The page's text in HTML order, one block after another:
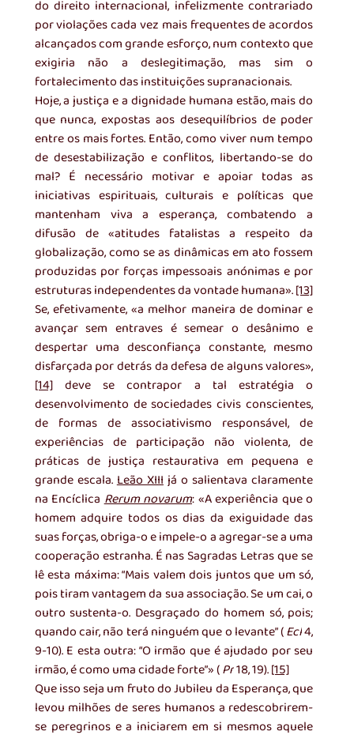
do direito internacional, infelizmente contrariado
por violações cada vez mais frequentes de acordos
alcançados com grande esforço, num contexto que
exigiria não a deslegitimação, mas sim o
fortalecimento das instituições supranacionais.
Hoje, a justiça e a dignidade humana estão, mais do
que nunca, expostas aos desequilíbrios de poder
entre os mais fortes. Então, como viver num tempo
de desestabilização e conflitos, libertando-se do
mal? É necessário motivar e apoiar todas as
iniciativas espirituais, culturais e políticas que
mantenham viva a esperança, combatendo a
difusão de «atitudes fatalistas a respeito da
globalização, como se as dinâmicas em ato fossem
produzidas por forças impessoais anónimas e por
estruturas independentes da vontade humana». [13]
Se, efetivamente, «a melhor maneira de dominar e
avançar sem entraves é semear o desânimo e
despertar uma desconfiança constante, mesmo
[14] deve se contrapor a tal estratégia o
desenvolvimento de sociedades civis conscientes,
de formas de associativismo responsável, de
experiências de participação não violenta, de
práticas de justiça restaurativa em pequena e
grande escala. Leão XIII já o salientava claramente
na Encíclica Rerum novarum: «A experiência que o
homem adquire todos os dias da exiguidade das
suas forças, obriga-o e impele-o a agregar-se a uma
cooperação estranha. É nas Sagradas Letras que se
lê esta máxima: “Mais valem dois juntos que um só,
pois tiram vantagem da sua associação. Se um cai, o
outro sustenta-o. Desgraçado do homem só, pois;
quando cair, não terá ninguém que o levante” ( Ecl 4,
9-10). E esta outra: “O irmão que é ajudado por seu
irmão, é como uma cidade forte”» ( Pr 18, 19). [15]
Que isso seja um fruto do Jubileu da Esperança, que
levou milhões de seres humanos a redescobrirem-
se peregrinos e a iniciarem em si mesmos aquele